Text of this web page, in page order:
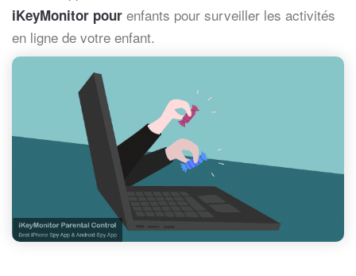
iKeyMonitor pour enfants pour surveiller les activités
en ligne de votre enfant.